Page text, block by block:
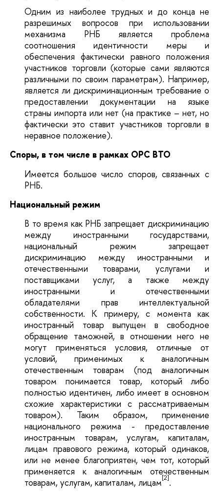
Одним из наиболее трудных и до конца не
разрешимых вопросов при использовании
механизма РНБ является проблема
соотношения идентичности меры и
обеспечения фактически равного положения
участников торговли (которые сами являются
различными по своим параметрам). Например,
является ли дискриминационным требование о
предоставлении документации на языке
страны импорта или нет (на практике – нет, но
фактически это ставит участников торговли в
неравное положение).
Споры, в том числе в рамках ОРС ВТО
Имеется большое число споров, связанных с
РНБ.
Национальный режим
В то время как РНБ запрещает дискриминацию
между иностранными государствами,
национальный режим запрещает
дискриминацию между иностранными и
отечественными товарами, услугами и
поставщиками услуг, а также между
иностранными и отечественными
обладателями прав интеллектуальной
собственности. К примеру, с момента как
иностранный товар выпущен в свободное
обращение таможней, в отношении него не
могут применяться условия, отличные от
условий, применимых к аналогичным
отечественным товарам (под аналогичным
товаром понимается товар, который либо
полностью идентичен, либо имеет в основном
схожие характеристики с рассматриваемым
товаром). Таким образом, применение
национального режима - предоставление
иностранным товарам, услугам, капиталам,
лицам правового режима, который одинаков,
или не менее благоприятен, чем тот, который
применяется к аналогичным отечественным
товарам, услугам, капиталам, лицам[2].